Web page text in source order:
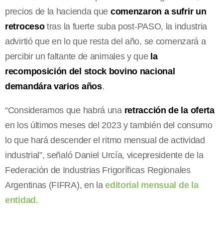
precios de la hacienda que comenzaron a sufrir un
retroceso tras la fuerte suba post-PASO, la industria
advirtió que en lo que resta del año, se comenzará a
percibir un faltante de animales y que la
recomposición del stock bovino nacional
demandára varios años.
“Consideramos que habrá una retracción de la oferta
en los últimos meses del 2023 y también del consumo
lo que hará descender el ritmo mensual de actividad
industrial”, señaló Daniel Urcía, vicepresidente de la
Federación de Industrias Frigoríficas Regionales
Argentinas (FIFRA), en la editorial mensual de la
entidad.